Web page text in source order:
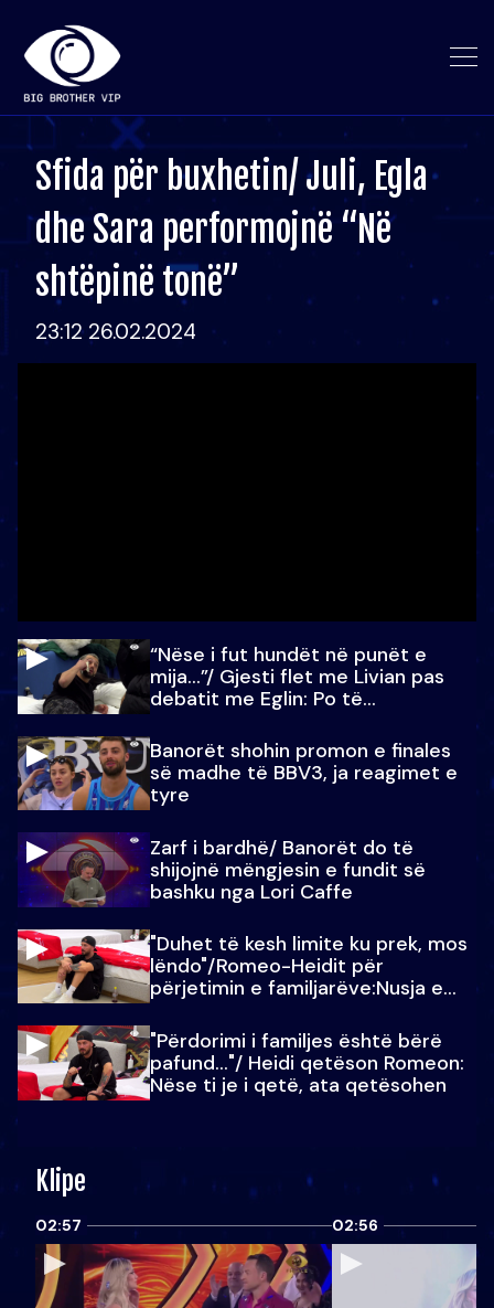
Sfida për buxhetin/ Juli, Egla
dhe Sara performojnë “Në
shtëpinë tonë”
23:12 26.02.2024
“Nëse i fut hundët në punët e
mija…”/ Gjesti flet me Livian pas
debatit me Eglin: Po të
Banorët shohin promon e finales
së madhe të BBV3, ja reagimet e
tyre
Zarf i bardhë/ Banorët do të
shijojnë mëngjesin e fundit së
bashku nga Lori Caffe
"Duhet të kesh limite ku prek, mos
lëndo"/Romeo-Heidit për
përjetimin e familjarëve:Nusja e
"Përdorimi i familjes është bërë
pafund…"/ Heidi qetëson Romeon:
Nëse ti je i qetë, ata qetësohen
Klipe
02:57 02:56